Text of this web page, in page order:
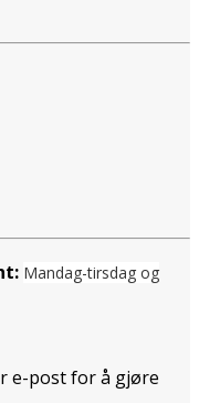
Mandag-tirsdag og
e-post for å gjøre